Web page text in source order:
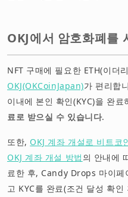
OKJ에서 암호화폐를
NFT 구매에 필요한 ETH(이더
OKJ(OKCoinJapan)가 편리합
이내에 본인 확인(KYC)을 완료
료로 받으실 수 있습니다.
또한, OKJ 계좌 개설로 비트
OKJ 계좌 개설 방법 의 안내에
료한 후, Candy Drops 마이페
고 KYC를 완료(조건 달성 확